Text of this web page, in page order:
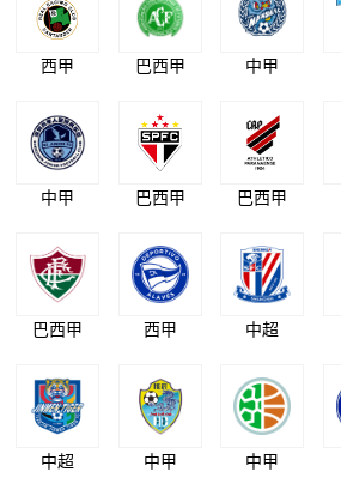
西甲 巴西甲 中甲
中甲 巴西甲 巴西甲
巴西甲 西甲 中超
中超 中甲 中甲